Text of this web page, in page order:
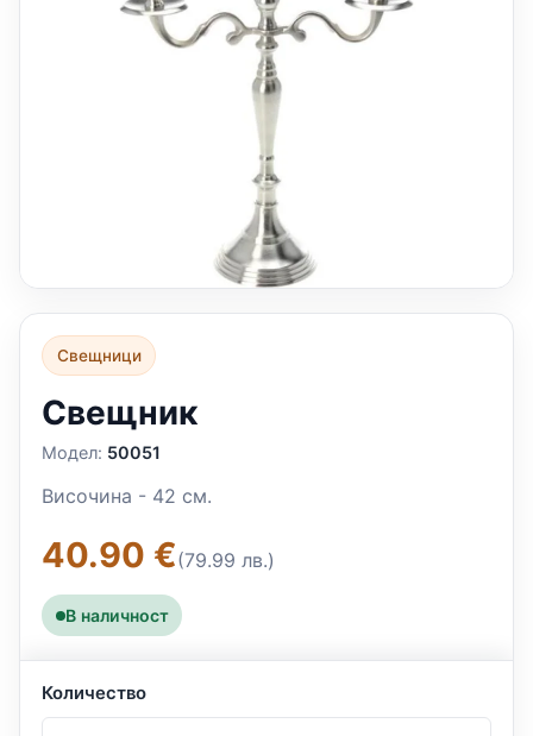
Свещници
Свещник
Модел: 50051
Височинa - 42 см.
40.90 €(79.99 лв.)
В наличност
Количество